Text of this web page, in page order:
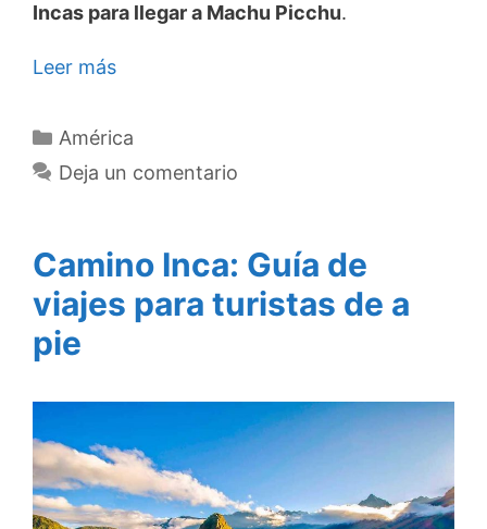
Incas para llegar a Machu Picchu.
Leer más
Categorías
América
Deja un comentario
Camino Inca: Guía de
viajes para turistas de a
pie